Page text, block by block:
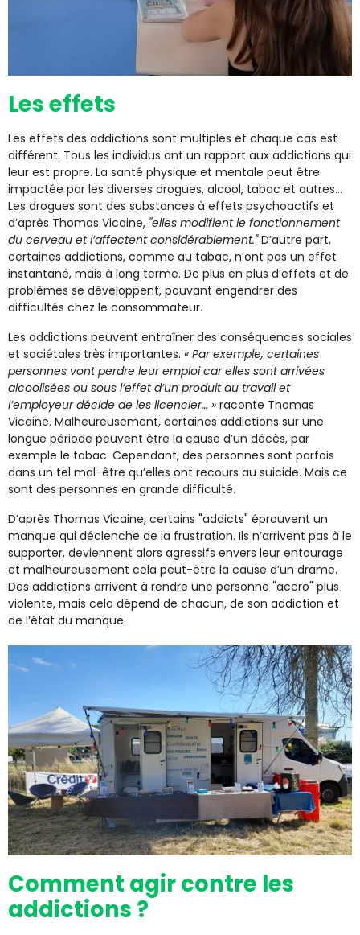
Les effets
Les effets des addictions sont multiples et chaque cas est
différent. Tous les individus ont un rapport aux addictions qui
leur est propre. La santé physique et mentale peut être
impactée par les diverses drogues, alcool, tabac et autres…
Les drogues sont des substances à effets psychoactifs et
d’après Thomas Vicaine, "elles modifient le fonctionnement
du cerveau et l’affectent considérablement."D’autre part,
certaines addictions, comme au tabac, n’ont pas un effet
instantané, mais à long terme. De plus en plus d’effets et de
problèmes se développent, pouvant engendrer des
difficultés chez le consommateur.
Les addictions peuvent entraîner des conséquences sociales
et sociétales très importantes. « Par exemple, certaines
personnes vont perdre leur emploi car elles sont arrivées
alcoolisées ou sous l’effet d’un produit au travail et
l’employeur décide de les licencier… » raconte Thomas
Vicaine. Malheureusement, certaines addictions sur une
longue période peuvent être la cause d’un décès, par
exemple le tabac. Cependant, des personnes sont parfois
dans un tel mal-être qu’elles ont recours au suicide. Mais ce
sont des personnes en grande difficulté.
D’après Thomas Vicaine, certains "addicts" éprouvent un
manque qui déclenche de la frustration. Ils n’arrivent pas à le
supporter, deviennent alors agressifs envers leur entourage
et malheureusement cela peut-être la cause d’un drame.
Des addictions arrivent à rendre une personne "accro" plus
violente, mais cela dépend de chacun, de son addiction et
de l’état du manque.
Comment agir contre les
addictions ?